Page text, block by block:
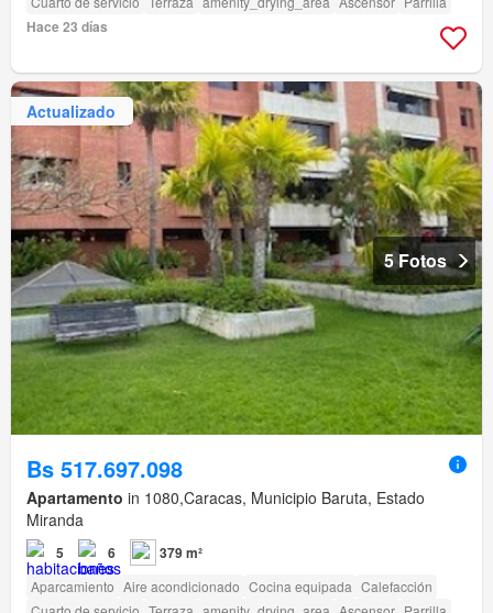
Hace 23 días
Actualizado
5 Fotos
Bs 517.697.098
Apartamento in 1080,Caracas, Municipio Baruta, Estado
Miranda
5 6 379 m²
Aparcamiento Aire acondicionado Cocina equipada Calefacción